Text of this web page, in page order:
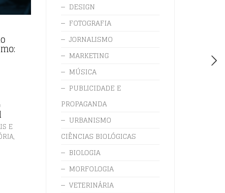
E
,
DESIGN
FOTOGRAFIA
JORNALISMO
MARKETING
MÚSICA
PUBLICIDADE E
PROPAGANDA
URBANISMO
CIÊNCIAS BIOLÓGICAS
BIOLOGIA
MORFOLOGIA
VETERINÁRIA